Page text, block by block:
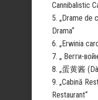
Cannibalistic
5. „Drame de
Drama“
6. „Erwinia
7. „ Вегги-
8. „蛋黄酱
9. „Cabină
Restaurant“